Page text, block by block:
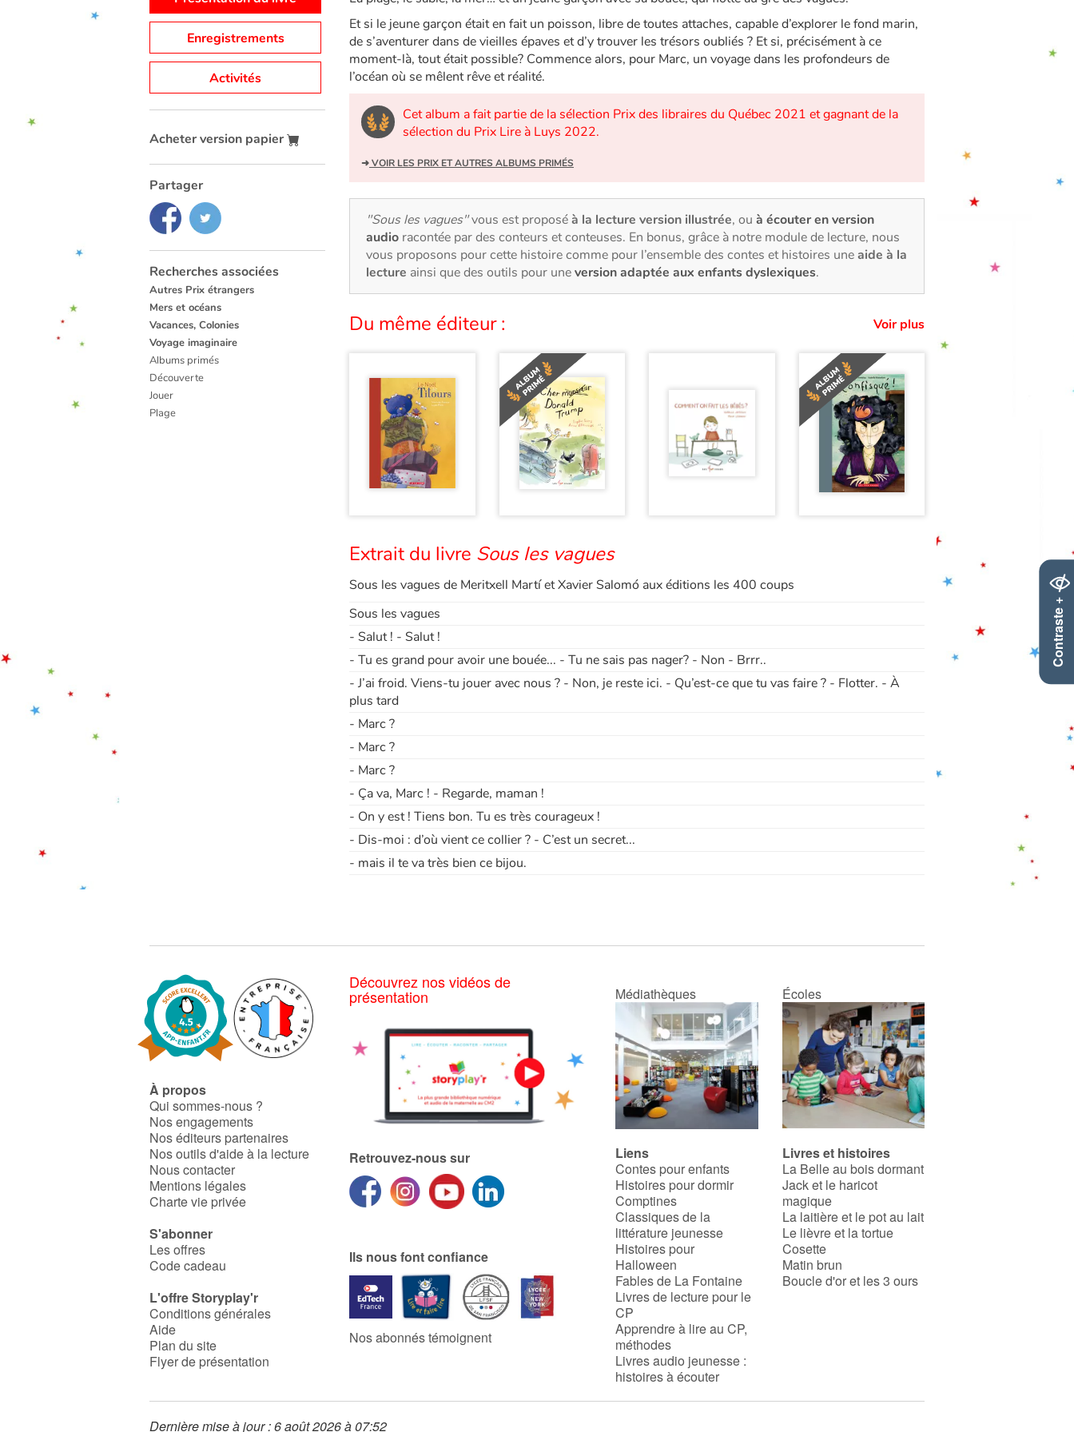
Contraste +
Enregistrements
Activités
Acheter version papier
Partager
Recherches associées
Autres Prix étrangers
Mers et océans
Vacances, Colonies
Voyage imaginaire
Albums primés
Découverte
Jouer
Plage
Et si le jeune garçon était en fait un poisson, libre de toutes attaches, capable d’explorer le fond marin,
de s’aventurer dans de vieilles épaves et d’y trouver les trésors oubliés ? Et si, précisément à ce
moment-là, tout était possible? Commence alors, pour Marc, un voyage dans les profondeurs de
l’océan où se mêlent rêve et réalité.
Cet album a fait partie de la sélection Prix des libraires du Québec 2021 et gagnant de la
sélection du Prix Lire à Luys 2022.
➜VOIR LES PRIX ET AUTRES ALBUMS PRIMÉS
"Sous les vagues"vous est proposéà la lecture version illustrée, ou à écouter en version
audio racontée par des conteurs et conteuses. En bonus, grâce à notre module de lecture, nous
vous proposons pour cette histoire comme pour l’ensemble des contes et histoires uneaide à la
lecture ainsi que des outils pour uneversion adaptée aux enfants dyslexiques.
Du même éditeur : Voir plus
Extrait du livre Sous les vagues
Sous les vagues de Meritxell Martí et Xavier Salomó aux éditions les 400 coups
Sous les vagues
- Salut ! - Salut !
- Tu es grand pour avoir une bouée... - Tu ne sais pas nager? - Non - Brrr..
- J’ai froid. Viens-tu jouer avec nous ? - Non, je reste ici. - Qu’est-ce que tu vas faire ? - Flotter. - À
plus tard
- Marc ?
- Marc ?
- Marc ?
- Ça va, Marc ! - Regarde, maman !
- On y est ! Tiens bon. Tu es très courageux !
- Dis-moi : d’où vient ce collier ? - C’est un secret...
- mais il te va très bien ce bijou.
À propos
Qui sommes-nous ?
Nos engagements
Nos éditeurs partenaires
Nos outils d'aide à la lecture
Nous contacter
Mentions légales
Charte vie privée
S'abonner
Les offres
Code cadeau
L'offre Storyplay'r
Conditions générales
Aide
Plan du site
Flyer de présentation
Découvrez nos vidéos de
présentation
Retrouvez-nous sur
Ils nous font confiance
Nos abonnés témoignent
Médiathèques Écoles
Liens
Contes pour enfants
Histoires pour dormir
Comptines
Classiques de la
littérature jeunesse
Histoires pour
Halloween
Fables de La Fontaine
Livres de lecture pour le
CP
Apprendre à lire au CP,
méthodes
Livres audio jeunesse :
histoires à écouter
Livres et histoires
La Belle au bois dormant
Jack et le haricot
magique
La laitière et le pot au lait
Le lièvre et la tortue
Cosette
Matin brun
Boucle d'or et les 3 ours
Dernière mise à jour : 6 août 2026 à 07:52